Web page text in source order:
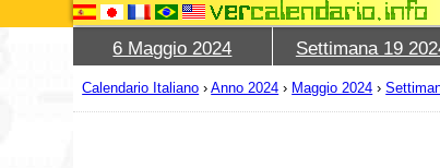
6 Maggio 2024 Settimana 19
Calendario Italiano ›Anno 2024 › Maggio 2024 ›